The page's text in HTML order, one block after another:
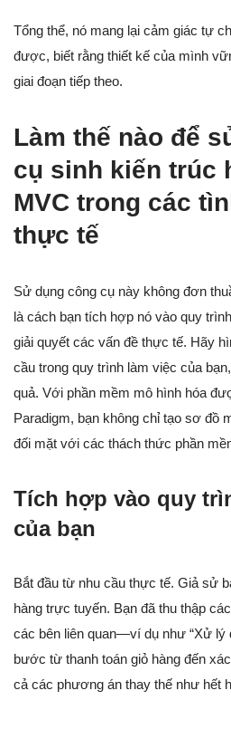
Tổng thể, nó mang lại cảm giác tự
được, biết rằng thiết kế của mình
giai đoạn tiếp theo.
Làm thế nào để
cụ sinh kiến trúc
MVC trong các
thực tế
Sử dụng công cụ này không đơn
là cách bạn tích hợp nó vào quy
giải quyết các vấn đề thực tế. Hãy
cầu trong quy trình làm việc của
quả. Với phần mềm mô hình hóa
Paradigm, bạn không chỉ tạo sơ đồ
đối mặt với các thách thức phần
Tích hợp vào quy
của bạn
Bắt đầu từ nhu cầu thực tế. Giả sử
hàng trực tuyến. Bạn đã thu thập
các bên liên quan—ví dụ như “Xử lý
bước từ thanh toán giỏ hàng đến
cả các phương án thay thế như hết